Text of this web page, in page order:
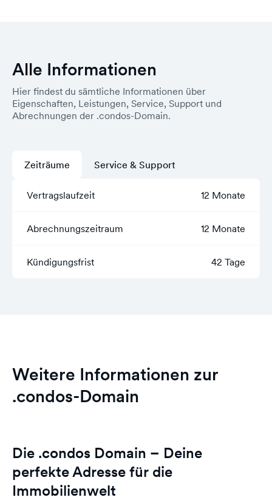
Alle Informationen
Hier findest du sämtliche Informationen über
Eigenschaften, Leistungen, Service, Support und
Abrechnungen der .condos-Domain.
Zeiträume
Vertragslaufzeit 12 Monate
Abrechnungszeitraum 12 Monate
Kündigungsfrist 42 Tage
Service & Support
Weitere Informationen zur
.condos-Domain
Die .condos Domain – Deine
perfekte Adresse für die
Immobilienwelt